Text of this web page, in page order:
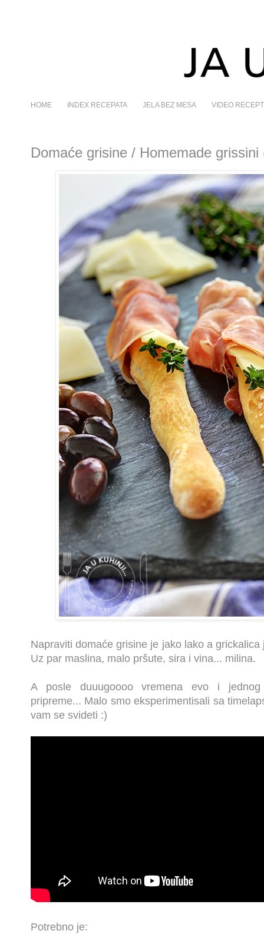
HOME INDEX RECEPATA JELA BEZ MESA VIDEO
Domaće grisine / Homemade
Napraviti domaće grisine je jako lako a
Uz par maslina, malo pršute, sira i vina... milina.
A posle duuugoooo vremena evo i
pripreme... Malo smo eksperimentisali sa
vam se svideti :)
Potrebno je: